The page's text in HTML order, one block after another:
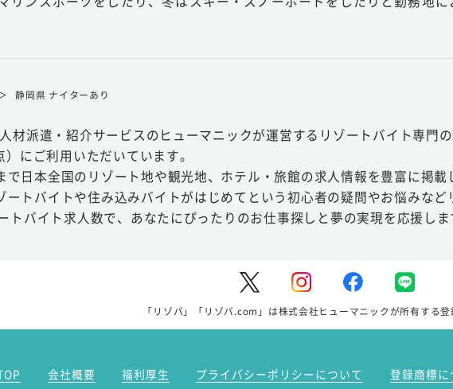
静岡県 ナイターあり
材派遣・紹介サービスのヒューマニックが運営するリゾートバイト専門
）にご利用いただいています。
で日本全国のリゾート地や観光地、ホテル・旅館の求人情報を豊富に掲
ートバイトや住み込みバイトがはじめてという初心者の疑問やお悩みな
トバイト求人数で、あなたにぴったりのお仕事探しと夢の実現を応援しま
「リゾバ」「リゾバ.com」は株式会社ヒューマニックが所有する登
会社概要 福利厚生 プライバシーポリシーについて 登録商標に